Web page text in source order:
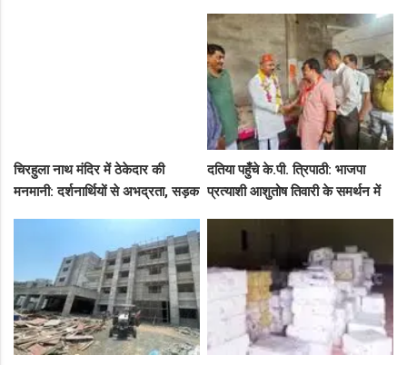
चिरहुला नाथ मंदिर में ठेकेदार की
मनमानी: दर्शनार्थियों से अभद्रता, सड़क
दतिया पहुँचे के.पी. त्रिपाठी: भाजपा
प्रत्याशी आशुतोष तिवारी के समर्थन में